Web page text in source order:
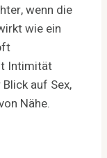
wenn die
wie ein
Intimität
auf Sex,
Nähe.